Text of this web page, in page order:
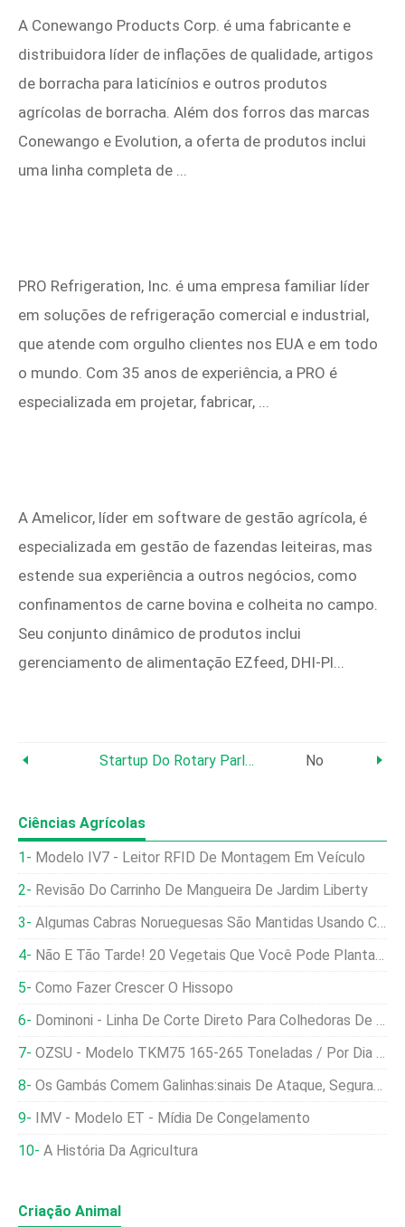
A Conewango Products Corp. é uma fabricante e
distribuidora líder de inflações de qualidade, artigos
de borracha para laticínios e outros produtos
agrícolas de borracha. Além dos forros das marcas
Conewango e Evolution, a oferta de produtos inclui
uma linha completa de ...
PRO Refrigeration, Inc. é uma empresa familiar líder
em soluções de refrigeração comercial e industrial,
que atende com orgulho clientes nos EUA e em todo
o mundo. Com 35 anos de experiência, a PRO é
especializada em projetar, fabricar, ...
A Amelicor, líder em software de gestão agrícola, é
especializada em gestão de fazendas leiteiras, mas
estende sua experiência a outros negócios, como
confinamentos de carne bovina e colheita no campo.
Seu conjunto dinâmico de produtos inclui
gerenciamento de alimentação EZfeed, DHI-Pl...
Startup Do Rotary Parlor:um Guia Para Uma Implementação Bem-Sucedida No
Ciências Agrícolas
Modelo IV7 - Leitor RFID De Montagem Em Veículo
Revisão Do Carrinho De Mangueira De Jardim Liberty
Algumas Cabras Norueguesas São Mantidas Usando Cercas Invisíveis
Não É Tão Tarde! 20 Vegetais Que Você Pode Plantar No Verão
Como Fazer Crescer O Hissopo
Dominoni - Linha De Corte Direto Para Colhedoras De Forragem
OZSU - Modelo TKM75 165-265 Toneladas / Por Dia - Secador Móvel De Grãos
Os Gambás Comem Galinhas:sinais De Ataque, Segurança Do Rebanho E Muito Mais…
IMV - Modelo ET - Mídia De Congelamento
A História Da Agricultura
Criação Animal